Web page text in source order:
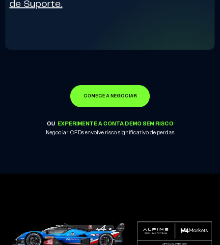
de Suporte.
COMECE A NEGOCIAR
OU EXPERIMENTE A CONTA DEMO SEM RISCO
Negociar CFDs envolve risco significativo de perdas